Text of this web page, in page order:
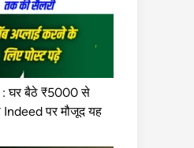
घर बैठे ₹5000 से
Indeed पर मौजूद यह